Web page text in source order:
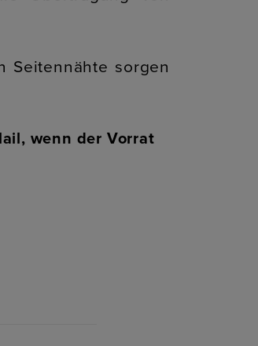
Seitennähte sorgen
wenn der Vorrat